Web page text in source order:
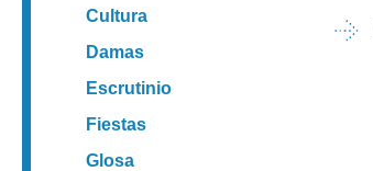
Cultura
Damas
Escrutinio
Fiestas
Glosa